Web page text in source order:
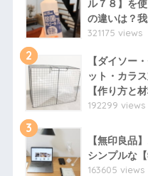
ル７８】を
の違いは？
321175 views
2
【ダイソー
ット・カラ
【作り方と材
192299 views
3
【無印良品
シンプルな【
163605 views